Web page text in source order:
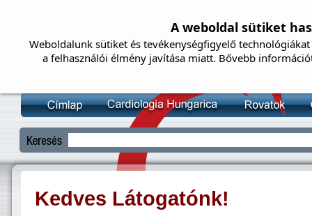
Kedves Látogatónk!
A weboldal sütiket
Weboldalunk sütiket és tevékenységfigyelő
a felhasználói élmény javítása miatt. Bővebb